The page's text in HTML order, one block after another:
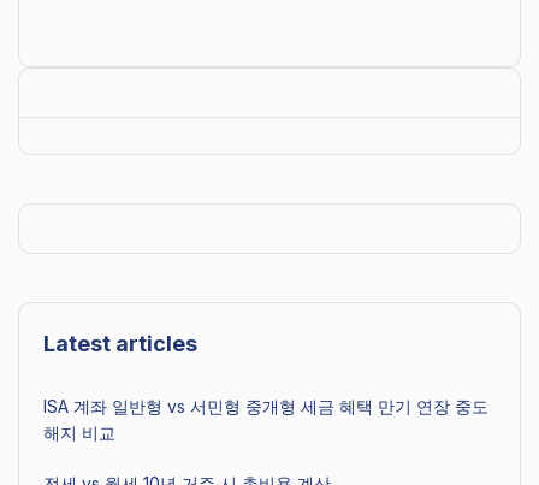
Latest articles
ISA 계좌 일반형 vs 서민형 중개형 세금 혜택 만기 연장 중도
해지 비교